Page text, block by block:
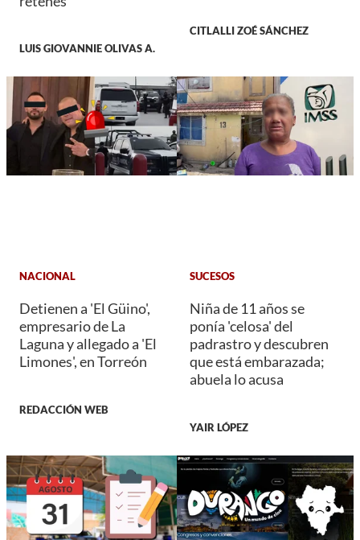
LUIS GIOVANNIE OLIVAS A.
CITLALLI ZOÉ SÁNCHEZ
NACIONAL
Detienen a 'El Güino',
empresario de La
Laguna y allegado a 'El
Limones', en Torreón
REDACCIÓN WEB
SUCESOS
Niña de 11 años se
ponía 'celosa' del
padrastro y descubren
que está embarazada;
abuela lo acusa
YAIR LÓPEZ